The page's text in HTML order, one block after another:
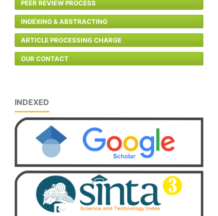
PEER REVIEW PROCESS
INDEXING & ABSTRACTING
ARTICLE PROCESSING CHARGE
OUR CONTACT
INDEXED